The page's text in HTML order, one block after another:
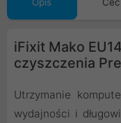
Opis
iFixit Mako
czyszczenia
Utrzymanie
wydajności i